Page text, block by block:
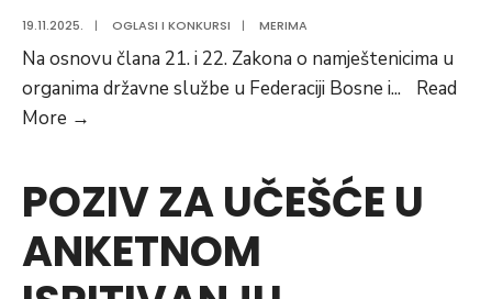
19.11.2025. | OGLASI I KONKURSI | MERIMA
Na osnovu člana 21. i 22. Zakona o namještenicima u
organima državne službe u Federaciji Bosne i...
Read
More →
popunu
upražnjenih
radnih
POZIV ZA UČEŠĆE U
ANKETNOM